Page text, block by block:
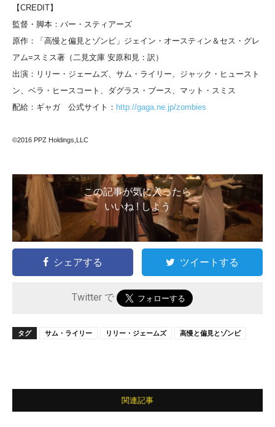
【CREDIT】
監督・脚本：バー・スティアーズ
原作：「高慢と偏見とゾンビ」ジェイン・オースティン＆セス・グレ
アム=スミス著（二見文庫 安原和見：訳）
出演：リリー・ジェームズ、サム・ライリー、ジャック・ヒュースト
ン、ベラ・ヒースコート、ダグラス・ブース、マット・スミス
配給：ギャガ 公式サイト： http://gaga.ne.jp/zombies
©2016 PPZ Holdings,LLC
この記事が気に入ったら
いいね ! しよう
シェアする ツイートする
Twitter で
タグ サム・ライリー リリー・ジェームズ 高慢と偏見とゾンビ
関連記事